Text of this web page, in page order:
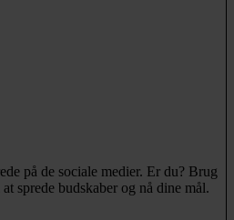
på de sociale medier. Er du? Brug
sprede budskaber og nå dine mål.